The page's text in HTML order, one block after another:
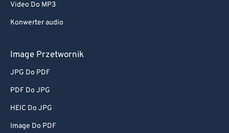
Video Do MP3
Konwerter audio
Image Przetwornik
JPG Do PDF
PDF Do JPG
HEIC Do JPG
Image Do PDF